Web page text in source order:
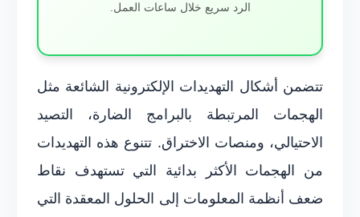
الرد سريع خلال ساعات العمل.
تتضمن أشكال التهديدات الإلكترونية الشائعة مثل
الهجمات المرتبطة بالبرامج الضارة، التصيد
الاحتيالي، ومنصات الاختراق. تتنوع هذه التهديدات
من الهجمات الأكثر بدائية التي تستهدف نقاط
ضعف أنظمة المعلومات إلى الحلول المعقدة التي